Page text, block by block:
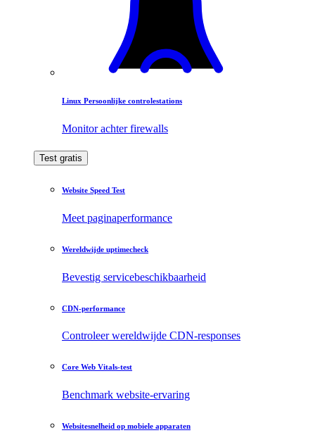
Linux Persoonlijke controlestations
Monitor achter firewalls
Test gratis
Website Speed Test
Meet paginaperformance
Wereldwijde uptimecheck
Bevestig servicebeschikbaarheid
CDN-performance
Controleer wereldwijde CDN-responses
Core Web Vitals-test
Benchmark website-ervaring
Websitesnelheid op mobiele apparaten